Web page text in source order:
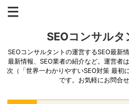
SEOコンサル
SEOコンサルタントの運営するSEO最新
最新情報、SEO業者の紹介など。運営者
次（「世界一わかりやすいSEO対策 最初
です。お気軽にお問合せ